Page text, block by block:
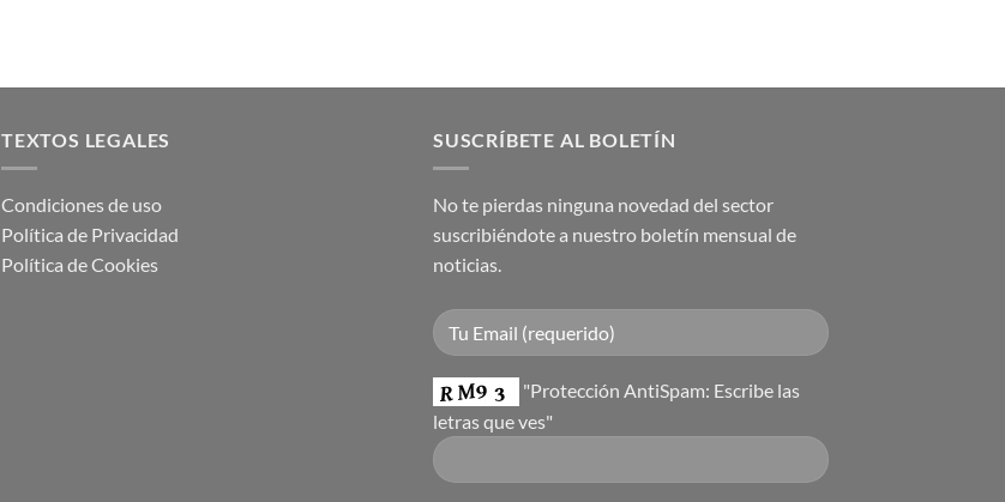
TEXTOS LEGALES
Condiciones de uso
Política de Privacidad
Política de Cookies
SUSCRÍBETE AL BOLETÍN
No te pierdas ninguna novedad del sector
suscribiéndote a nuestro boletín mensual de
noticias.
"Protección AntiSpam: Escribe las
letras que ves"